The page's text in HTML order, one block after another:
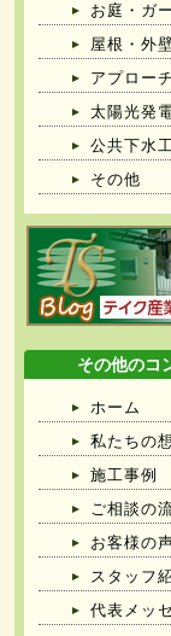
お庭・ガ
屋根・外
アプローチ
太陽光発
公共下水
その他
その他のコ
ホーム
私たちの
施工事例
ご相談の
お客様の
スタッフ
代表メッ